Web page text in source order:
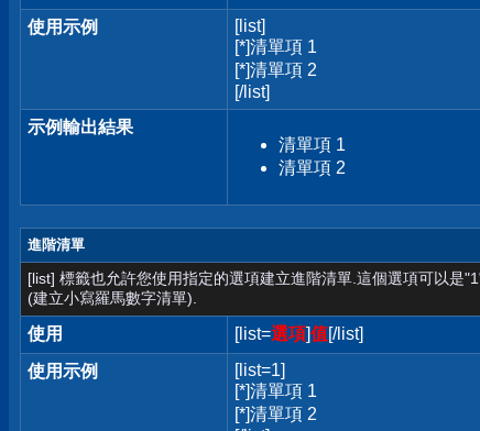
使用示例
[list]
[*]清單項 1
[*]清單項 2
[/list]
示例輸出結果
清單項 1
清單項 2
進階清單
[list] 標籤也允許您使用指定的選項建立進階清單.這個選項可以是
(建立小寫羅馬數字清單).
使用 [list=選項]值[/list]
使用示例
[list=1]
[*]清單項 1
[*]清單項 2